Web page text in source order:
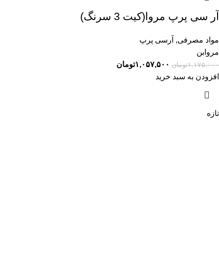
آر سی پرپ مروا(کیت 3 سرنگ)
مواد مصرفی, آرسی پرپ
مروابن
۱,۱۷۵,۰۰۰تومان ۱,۰۵۷,۵۰۰تومان
افزودن به سبد خرید
تازه